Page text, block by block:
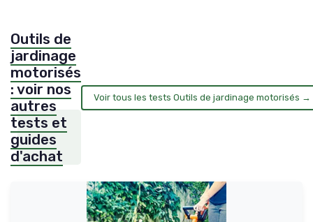
Outils de
jardinage
motorisés
: voir nos
autres
tests et
guides
d'achat
Voir tous les tests Outils de jardinage motorisés →